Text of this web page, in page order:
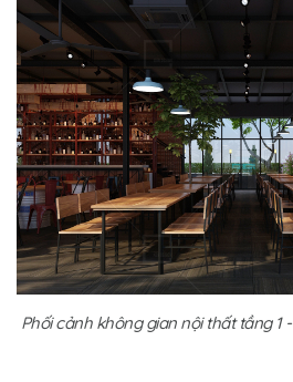
Phối cảnh không gian nội thất tầng 1 -